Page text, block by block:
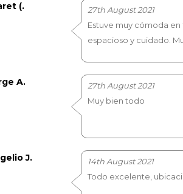
(.
27th August 2021
Estuve muy cómoda
espacioso y cuidado.
A.
27th August 2021
Muy bien todo
J.
14th August 2021
Todo excelente,